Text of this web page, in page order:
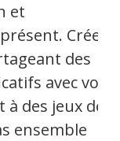
et
Créez
des
avec vos
des jeux de
ensemble